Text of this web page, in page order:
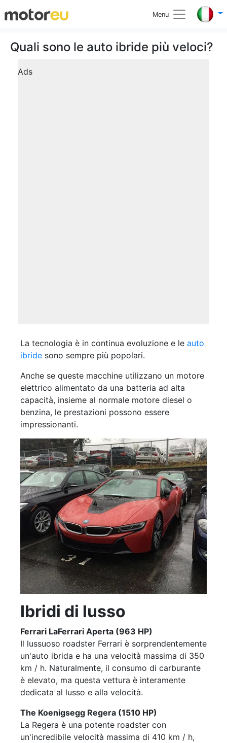
Menu
Quali sono le auto ibride più veloci?
Ads
La tecnologia è in continua evoluzione e le auto
ibride sono sempre più popolari.
Anche se queste macchine utilizzano un motore
elettrico alimentato da una batteria ad alta
capacità, insieme al normale motore diesel o
benzina, le prestazioni possono essere
impressionanti.
Ibridi di lusso
Ferrari LaFerrari Aperta (963 HP)
Il lussuoso roadster Ferrari è sorprendentemente
un'auto ibrida e ha una velocità massima di 350
km / h. Naturalmente, il consumo di carburante
è elevato, ma questa vettura è interamente
dedicata al lusso e alla velocità.
The Koenigsegg Regera (1510 HP)
La Regera è una potente roadster con
un'incredibile velocità massima di 410 km / h,